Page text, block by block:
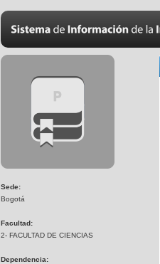
Sede:
Bogotá
Facultad:
2- FACULTAD DE CIENCIAS
Dependencia: